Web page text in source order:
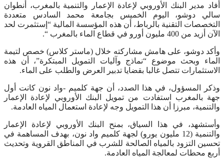
أفاد مدير البنك الأوروبي لإعادة الإعمار والتنمية بالمغرب، أنطوان
سالي دوشو، اليوم الخميس بجامعة محمد السادس متعددة
التخصصات التقنية بالرباط، أن هذه المؤسسة المالية “إستثمرت لحد
الآن أزيد من 400 مليون أورو في قطاع الماء بالمغرب “.
وأكد دوشو، على هامش مشاركته خلال (ماستر كلاس) خصص لتيمة
الماء وبحث موضوع “نماذج وآليات التمويل المبتكرة”، أن هذه
الاستثمارات تتصل غالبا بقضايا تدبير العرض والطلب على الماء.
وذكر المسؤول، في هذا الصدد، أن جهة كلميم -واد نون كانت أول
جهة بالمغرب استفادت من تمويل البنك الأوروبي لإعادة الإعمار
والتنمية، مبرزا أن هذا التمويل وجه لإعادة استعمال المياه العادمة.
وأستشهد، في هذا السياق، بمنح البنك الأوروبي لإعادة الإعمار
والتنمية (12 مليون يورو) لجهة كلميم واد نون، بهدف المساهمة في
تحسين التزود بالمياه الصالحة للشرب في المناطق القروية وتحديث
أربع محطات لمعالجة المياه العادمة.